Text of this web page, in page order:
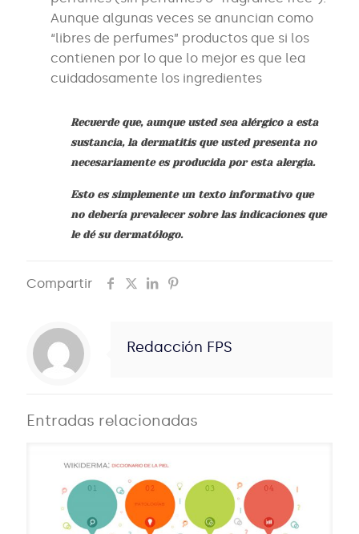
Aunque algunas veces se anuncian como
“libres de perfumes” productos que si los
contienen por lo que lo mejor es que lea
cuidadosamente los ingredientes
Recuerde que, aunque usted sea alérgico a esta
sustancia, la dermatitis que usted presenta no
necesariamente es producida por esta alergia.
Esto es simplemente un texto informativo que
no debería prevalecer sobre las indicaciones que
le dé su dermatólogo.
Compartir
Redacción FPS
Entradas relacionadas